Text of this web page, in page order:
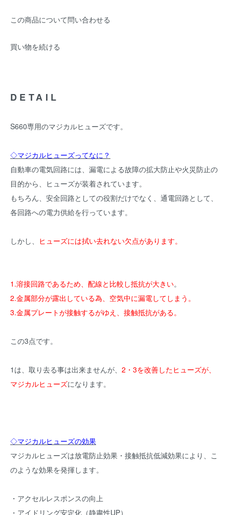
この商品について問い合わせる
買い物を続ける
DETAIL
S660専用のマジカルヒューズです。
◇マジカルヒューズってなに？
自動車の電気回路には、漏電による故障の拡大防止や火災防止の
目的から、ヒューズが装着されています。
もちろん、安全回路としての役割だけでなく、通電回路として、
各回路への電力供給を行っています。
しかし、 ヒューズには拭い去れない欠点があります。
1.溶接回路であるため、配線と比較し抵抗が大きい。
2.金属部分が露出している為、空気中に漏電してしまう。
3.金属プレートが接触するがゆえ、接触抵抗がある。
この3点です。
1は、取り去る事は出来ませんが、 2・3を改善したヒューズが、
マジカルヒューズになります。
◇マジカルヒューズの効果
マジカルヒューズは放電防止効果・接触抵抗低減効果により、こ
のような効果を発揮します。
・アクセルレスポンスの向上
・アイドリング安定化（静粛性UP）